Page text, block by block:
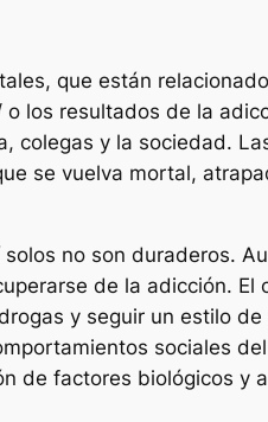
que están
los resultados de la
y la sociedad.
se vuelva mortal,
no son duraderos.
de la adicción. El
y seguir un estilo
sociales
de factores biológicos y